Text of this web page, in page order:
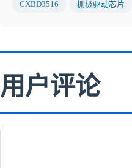
CXBD3516 栅极驱动芯片
用户评论